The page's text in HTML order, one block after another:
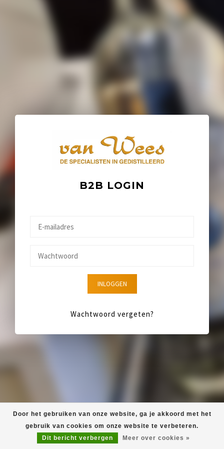
B2B LOGIN
INLOGGEN
Wachtwoord vergeten?
Door het gebruiken van onze website, ga je akkoord met het
gebruik van cookies om onze website te verbeteren.
Dit bericht verbergen
Meer over cookies »